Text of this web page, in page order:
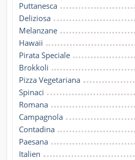
Puttanesca
Deliziosa
Melanzane
Hawaii
Pirata Speciale
Brokkoli
Pizza Vegetariana
Spinaci
Romana
Campagnola
Contadina
Paesana
Italien